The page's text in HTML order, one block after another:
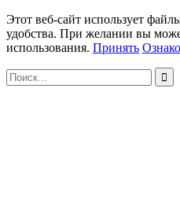
Этот веб-сайт использует
удобства. При желании вы
использования. Принять